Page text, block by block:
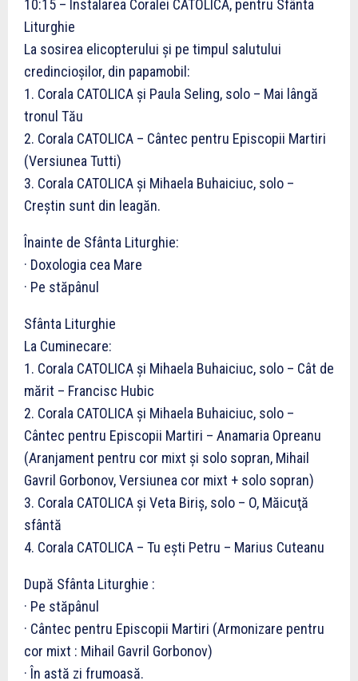
10:15 – Instalarea Coralei CATOLICA, pentru Sfânta
Liturghie
La sosirea elicopterului şi pe timpul salutului
credincioşilor, din papamobil:
1. Corala CATOLICA şi Paula Seling, solo – Mai lângă
tronul Tău
2. Corala CATOLICA – Cântec pentru Episcopii Martiri
(Versiunea Tutti)
3. Corala CATOLICA şi Mihaela Buhaiciuc, solo –
Creştin sunt din leagăn.
Înainte de Sfânta Liturghie:
· Doxologia cea Mare
· Pe stăpânul
Sfânta Liturghie
La Cuminecare:
1. Corala CATOLICA şi Mihaela Buhaiciuc, solo – Cât de
mărit – Francisc Hubic
2. Corala CATOLICA şi Mihaela Buhaiciuc, solo –
Cântec pentru Episcopii Martiri – Anamaria Opreanu
(Aranjament pentru cor mixt şi solo sopran, Mihail
Gavril Gorbonov, Versiunea cor mixt + solo sopran)
3. Corala CATOLICA şi Veta Biriş, solo – O, Măicuţă
sfântă
4. Corala CATOLICA – Tu eşti Petru – Marius Cuteanu
După Sfânta Liturghie :
· Pe stăpânul
· Cântec pentru Episcopii Martiri (Armonizare pentru
cor mixt : Mihail Gavril Gorbonov)
· În astă zi frumoasă.